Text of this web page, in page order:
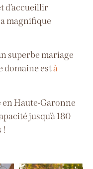
d’accueillir
magnifique
superbe mariage
domaine està
Haute-Garonne
jusqu’à 180
!